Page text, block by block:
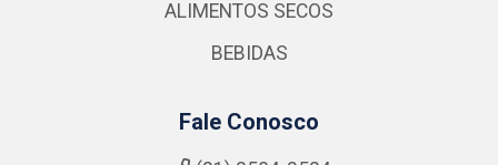
ALIMENTOS SECOS
BEBIDAS
Fale Conosco